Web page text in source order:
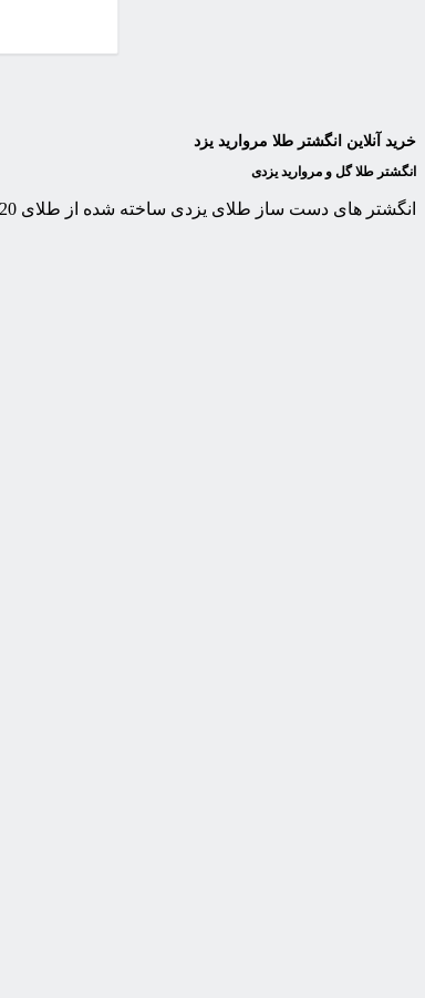
خرید آنلاین انگشتر طلا مروارید یزد
انگشتر طلا گل و مروارید یزدی
انگشتر های دست ساز طلای یزدی ساخته شده از طلای 20 عیار زیبایی خاصی را همواره با خود به همراه داشته اند. در این انگشترها از مروارید های اصل و مرغوب ترین آنها استفاده شده است.